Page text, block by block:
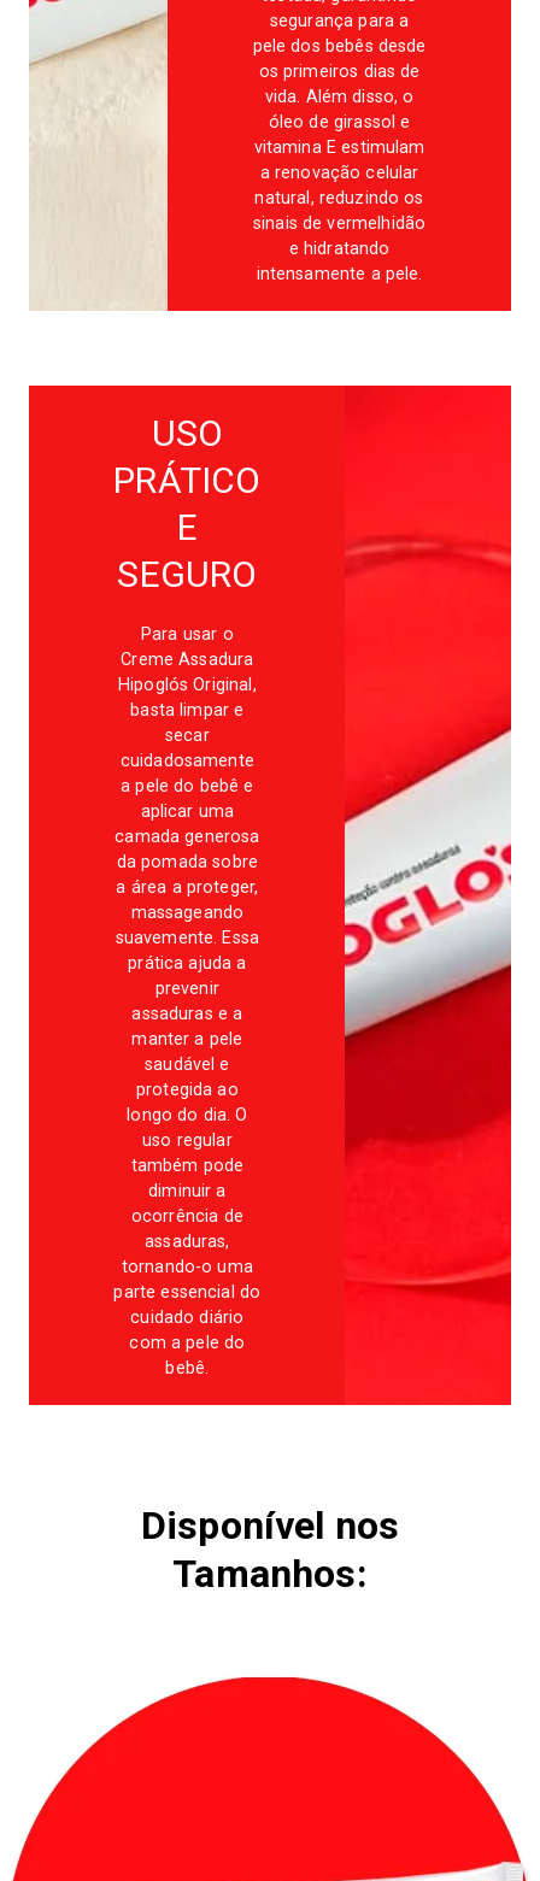
segurança para a
pele dos bebês desde
os primeiros dias de
vida. Além disso, o
óleo de girassol e
vitamina E estimulam
a renovação celular
natural, reduzindo os
sinais de vermelhidão
e hidratando
intensamente a pele.
USO
PRÁTICO
E
SEGURO
Para usar o
Creme Assadura
Hipoglós Original,
basta limpar e
secar
cuidadosamente
a pele do bebê e
aplicar uma
camada generosa
da pomada sobre
a área a proteger,
massageando
suavemente. Essa
prática ajuda a
prevenir
assaduras e a
manter a pele
saudável e
protegida ao
longo do dia. O
uso regular
também pode
diminuir a
ocorrência de
assaduras,
tornando-o uma
parte essencial do
cuidado diário
com a pele do
bebê.
Disponível nos
Tamanhos: